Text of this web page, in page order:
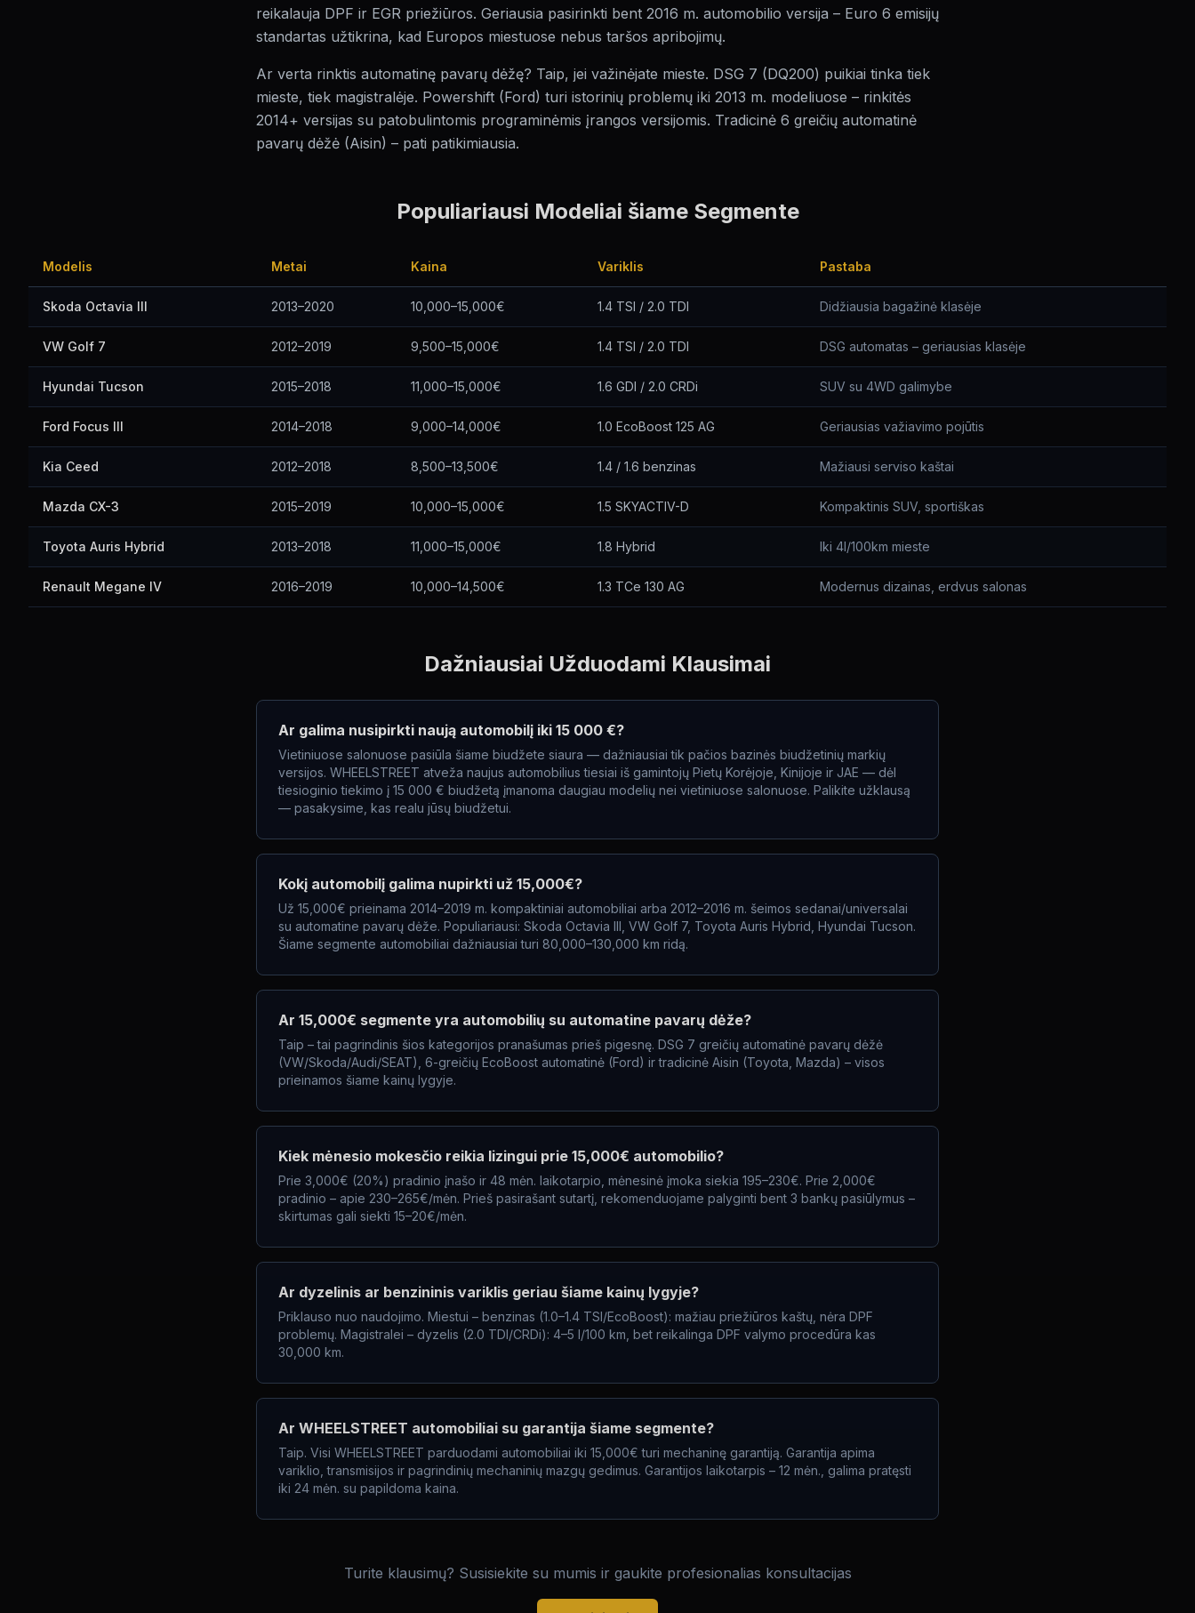
reikalauja DPF ir EGR priežiūros. Geriausia pasirinkti bent 2016 m. automobilio versija – Euro 6 emisijų
standartas užtikrina, kad Europos miestuose nebus taršos apribojimų.
Ar verta rinktis automatinę pavarų dėžę? Taip, jei važinėjate mieste. DSG 7 (DQ200) puikiai tinka tiek
mieste, tiek magistralėje. Powershift (Ford) turi istorinių problemų iki 2013 m. modeliuose – rinkitės
2014+ versijas su patobulintomis programinėmis įrangos versijomis. Tradicinė 6 greičių automatinė
pavarų dėžė (Aisin) – pati patikimiausia.
Populiariausi Modeliai šiame Segmente
Modelis Metai Kaina Variklis Pastaba
Skoda Octavia III 2013–2020 10,000–15,000€ 1.4 TSI / 2.0 TDI Didžiausia bagažinė klasėje
VW Golf 7 2012–2019 9,500–15,000€ 1.4 TSI / 2.0 TDI DSG automatas – geriausias klasėje
Hyundai Tucson 2015–2018 11,000–15,000€ 1.6 GDI / 2.0 CRDi SUV su 4WD galimybe
Ford Focus III 2014–2018 9,000–14,000€ 1.0 EcoBoost 125 AG Geriausias važiavimo pojūtis
Kia Ceed 2012–2018 8,500–13,500€ 1.4 / 1.6 benzinas Mažiausi serviso kaštai
Mazda CX-3 2015–2019 10,000–15,000€ 1.5 SKYACTIV-D Kompaktinis SUV, sportiškas
Toyota Auris Hybrid 2013–2018 11,000–15,000€ 1.8 Hybrid Iki 4l/100km mieste
Renault Megane IV 2016–2019 10,000–14,500€ 1.3 TCe 130 AG Modernus dizainas, erdvus salonas
Dažniausiai Užduodami Klausimai
Ar galima nusipirkti naują automobilį iki 15 000 €?
Vietiniuose salonuose pasiūla šiame biudžete siaura — dažniausiai tik pačios bazinės biudžetinių markių
versijos. WHEELSTREET atveža naujus automobilius tiesiai iš gamintojų Pietų Korėjoje, Kinijoje ir JAE — dėl
tiesioginio tiekimo į 15 000 € biudžetą įmanoma daugiau modelių nei vietiniuose salonuose. Palikite užklausą
— pasakysime, kas realu jūsų biudžetui.
Kokį automobilį galima nupirkti už 15,000€?
Už 15,000€ prieinama 2014–2019 m. kompaktiniai automobiliai arba 2012–2016 m. šeimos sedanai/universalai
su automatine pavarų dėže. Populiariausi: Skoda Octavia III, VW Golf 7, Toyota Auris Hybrid, Hyundai Tucson.
Šiame segmente automobiliai dažniausiai turi 80,000–130,000 km ridą.
Ar 15,000€ segmente yra automobilių su automatine pavarų dėže?
Taip – tai pagrindinis šios kategorijos pranašumas prieš pigesnę. DSG 7 greičių automatinė pavarų dėžė
(VW/Skoda/Audi/SEAT), 6-greičių EcoBoost automatinė (Ford) ir tradicinė Aisin (Toyota, Mazda) – visos
prieinamos šiame kainų lygyje.
Kiek mėnesio mokesčio reikia lizingui prie 15,000€ automobilio?
Prie 3,000€ (20%) pradinio įnašo ir 48 mėn. laikotarpio, mėnesinė įmoka siekia 195–230€. Prie 2,000€
pradinio – apie 230–265€/mėn. Prieš pasirašant sutartį, rekomenduojame palyginti bent 3 bankų pasiūlymus –
skirtumas gali siekti 15–20€/mėn.
Ar dyzelinis ar benzininis variklis geriau šiame kainų lygyje?
Priklauso nuo naudojimo. Miestui – benzinas (1.0–1.4 TSI/EcoBoost): mažiau priežiūros kaštų, nėra DPF
problemų. Magistralei – dyzelis (2.0 TDI/CRDi): 4–5 l/100 km, bet reikalinga DPF valymo procedūra kas
30,000 km.
Ar WHEELSTREET automobiliai su garantija šiame segmente?
Taip. Visi WHEELSTREET parduodami automobiliai iki 15,000€ turi mechaninę garantiją. Garantija apima
variklio, transmisijos ir pagrindinių mechaninių mazgų gedimus. Garantijos laikotarpis – 12 mėn., galima pratęsti
iki 24 mėn. su papildoma kaina.
Turite klausimų? Susisiekite su mumis ir gaukite profesionalias konsultacijas